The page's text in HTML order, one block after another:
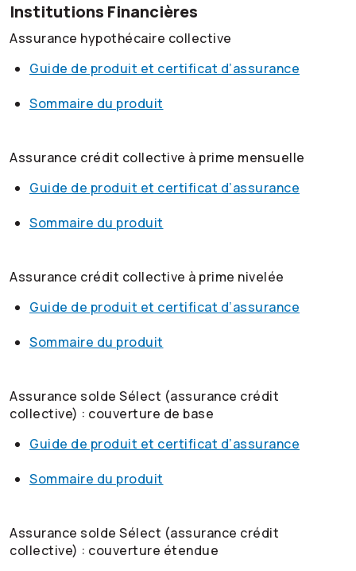
Institutions Financières
Assurance hypothécaire collective
Guide de produit et certificat d’assurance
Sommaire du produit
Assurance crédit collective à prime mensuelle
Guide de produit et certificat d’assurance
Sommaire du produit
Assurance crédit collective à prime nivelée
Guide de produit et certificat d’assurance
Sommaire du produit
Assurance solde Sélect (assurance crédit
collective) : couverture de base
Guide de produit et certificat d’assurance
Sommaire du produit
Assurance solde Sélect (assurance crédit
collective) : couverture étendue